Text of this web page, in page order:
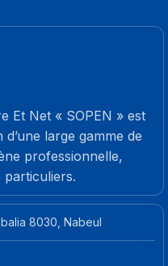
Et Net « SOPEN » est
large gamme de
professionnelle,
8030, Nabeul